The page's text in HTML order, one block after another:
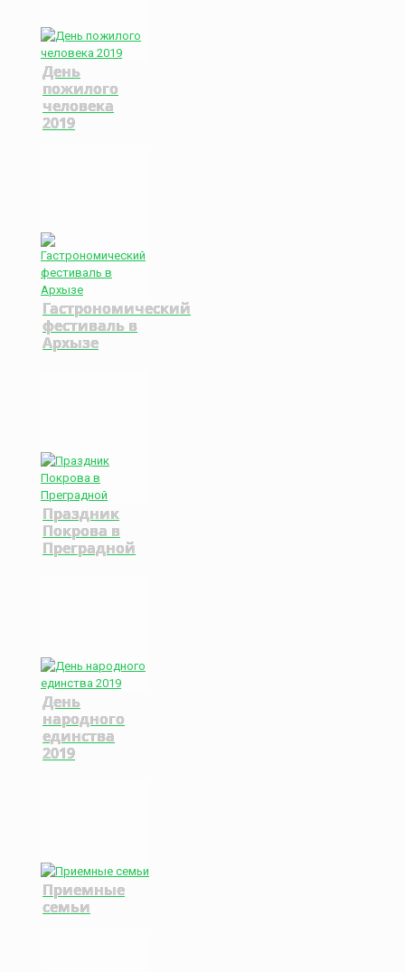
День
пожилого
человека
2019
Гастрономический
фестиваль в
Архызе
Праздник
Покрова в
Преградной
День
народного
единства
2019
Приемные
семьи